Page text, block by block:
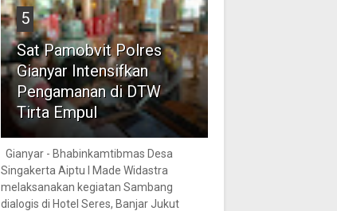
5
Sat Pamobvit Polres
Gianyar Intensifkan
Pengamanan di DTW
Tirta Empul
Gianyar - Bhabinkamtibmas Desa
Singakerta Aiptu I Made Widastra
melaksanakan kegiatan Sambang
dialogis di Hotel Seres, Banjar Jukut